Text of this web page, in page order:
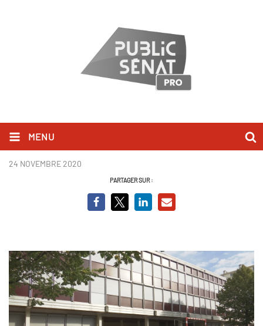
MENU
Sous nos pieds, la pollution
24 NOVEMBRE 2020
PARTAGER SUR :